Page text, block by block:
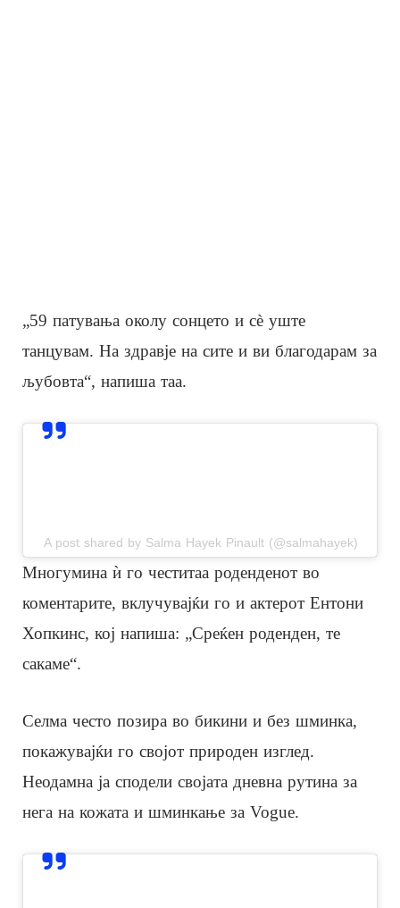
„59 патувања околу сонцето и сè уште
танцувам. На здравје на сите и ви благодарам за
љубовта“, напиша таа.
A post shared by Salma Hayek Pinault (@salmahayek)
Многумина ѝ го честитаа роденденот во
коментарите, вклучувајќи го и актерот Ентони
Хопкинс, кој напиша: „Среќен роденден, те
сакаме“.
Селма често позира во бикини и без шминка,
покажувајќи го својот природен изглед.
Неодамна ја сподели својата дневна рутина за
нега на кожата и шминкање за Vogue.